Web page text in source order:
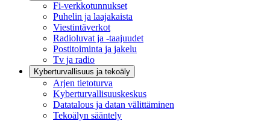
Fi-verkkotunnukset
Puhelin ja laajakaista
Viestintäverkot
Radioluvat ja -taajuudet
Postitoiminta ja jakelu
Tv ja radio
Kyberturvallisuus ja tekoäly
Arjen tietoturva
Kyberturvallisuuskeskus
Datatalous ja datan välittäminen
Tekoälyn sääntely